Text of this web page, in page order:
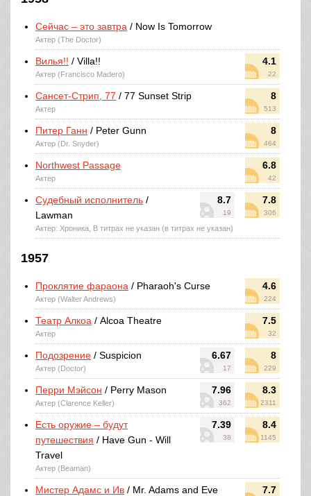
Сейчас – это завтра / Now Is Tomorrow
Актер (The Doctor)
4.1
22
Вилья!! / Villa!!
Актер (Francisco Madero)
8
513
Сансет-Стрип, 77 / 77 Sunset Strip
Актер
8
464
Питер Ганн / Peter Gunn
Актер (Dr. Snyder)
6.8
42
Northwest Passage
Актер
8.7
19
7.8
306
Судебный исполнитель /
Lawman
Актер: Хроника, В титрах не указан (в титрах не указан)
1957
4.6
224
Проклятие фараона / Pharaoh's Curse
Актер (Walter Andrews)
7.5
32
Театр Алкоа / Alcoa Theatre
Актер
6.67
17
8
229
Подозрение / Suspicion
Актер (Doctor)
7.96
362
8.3
2311
Перри Мэйсон / Perry Mason
Актер (Clarence Keller)
7.39
38
8.4
1145
Есть оружие – будут
путешествия / Have Gun - Will
Travel
Актер (Beaman)
7.7
Мистер Адамс и Ив / Mr. Adams and Eve